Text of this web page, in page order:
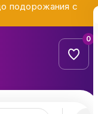
подорожания с
0